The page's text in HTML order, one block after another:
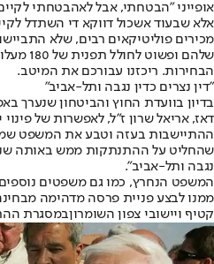
אופייני "הבטחתי, אבל לאהבטחתי
אלא שבעוד אשכול דווקא די השתדל
מכירים פוליטיקאים רבים, שלא
שלהם
הבחירות. ריכזנו עבורכם את המיטב.
"דין נצרים כדין נגבה ותל-אביב"
דאז, אריאל שרון ז"ל, לאפשרות של
ההתיישבות בעזה וטבע את המשפט
שהחליט על ההתנתקות ממש באותה
נגבה ותל-אביב".
המשפט הנחרץ, כמו גם משפטים
ממנו לבצע פניית פרסה מדהימה
קטיף ויישובי צפון השומרוןבמסגרת